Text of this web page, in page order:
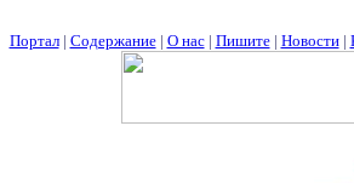
Портал| Содержание| О нас| Пишите| Новости|